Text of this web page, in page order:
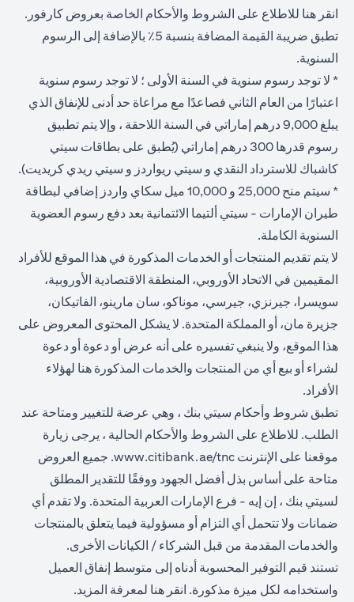
انقر هنا للاطلاع على الشروط والأحكام الخاصة بعروض كارفور.
تطبق ضريبة القيمة المضافة بنسبة 5٪ بالإضافة إلى الرسوم
السنوية.
* لا توجد رسوم سنوية في السنة الأولى ؛ لا توجد رسوم سنوية
اعتبارًا من العام الثاني فصاعدًا مع مراعاة حد أدنى للإنفاق الذي
يبلغ 9,000 درهم إماراتي في السنة اللاحقة ، وإلا يتم تطبيق
رسوم قدرها 300 درهم إماراتي (يُطبق على بطاقات سيتي
كاشباك للاسترداد النقدي و سيتي ريواردز و سيتي ريدي كريديت).
* سيتم منح 25,000 و 10,000 ميل سكاي واردز إضافي لبطاقة
طيران الإمارات - سيتي ألتيما الائتمانية بعد دفع رسوم العضوية
السنوية الكاملة.
لا يتم تقديم المنتجات أو الخدمات المذكورة في هذا الموقع للأفراد
المقيمين في الاتحاد الأوروبي، المنطقة الاقتصادية الأوروبية،
سويسرا، جيرنزي، جيرسي، موناكو، سان مارينو، الفاتيكان،
جزيرة مان، أو المملكة المتحدة. لا يشكل المحتوى المعروض على
هذا الموقع، ولا ينبغي تفسيره على أنه عرض أو دعوة أو دعوة
لشراء أو بيع أي من المنتجات والخدمات المذكورة هنا لهؤلاء
الأفراد.
تطبق شروط وأحكام سيتي بنك ، وهي عرضة للتغيير ومتاحة عند
الطلب. للاطلاع على الشروط والأحكام الحالية ، يرجى زيارة
موقعنا على الإنترنت www.citibank.ae/tnc
(opens in a new tab). جميع العروض
متاحة على أساس بذل أفضل الجهود ووفقًا للتقدير المطلق
لسيتي بنك ، إن إيه - فرع الإمارات العربية المتحدة. ولا تقدم أي
ضمانات ولا تتحمل أي التزام أو مسؤولية فيما يتعلق بالمنتجات
والخدمات المقدمة من قبل الشركاء / الكيانات الأخرى.
تستند قيم التوفير المحسوبة أدناه إلى متوسط إنفاق العميل
واستخدامه لكل ميزة مذكورة. انقر هنا لمعرفة المزيد.